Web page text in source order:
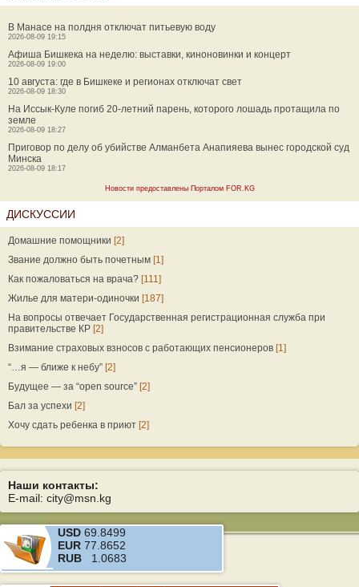
В Манасе на полдня отключат питьевую воду
2026-08-09 19:15
Афиша Бишкека на неделю: выставки, киноновинки и концерт
2026-08-09 19:00
10 августа: где в Бишкеке и регионах отключат свет
2026-08-09 18:30
На Иссык-Куле погиб 20-летний парень, которого лошадь протащила по
земле
2026-08-09 18:27
Приговор по делу об убийстве Алманбета Анапияева вынес городской суд
Минска
2026-08-09 18:17
Новости предоставлены Порталом FOR.KG
ДИСКУССИИ
Домашние помощники [2]
Звание должно быть почетным [1]
Как пожаловаться на врача? [111]
Жилье для матери-одиночки [187]
На вопросы отвечает Государственная регистрационная служба при
правительстве КР [2]
Взимание страховых взносов с работающих пенсионеров [1]
“…я — ближе к небу” [2]
Будущее — за “open source” [2]
Бал за успехи [2]
Хочу сдать ребенка в приют [2]
Наши контакты:
E-mail: city@msn.kg
USD 69.8499
EUR 77.8652
RUB 1.0683